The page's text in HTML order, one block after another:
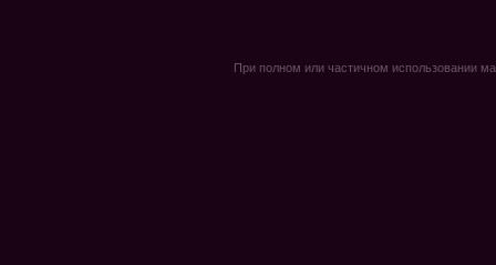
При полном или частичном использовании